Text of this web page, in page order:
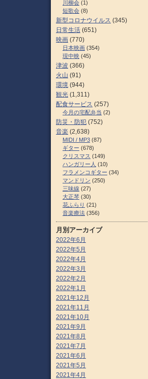
川柳会 (1)
短歌会 (8)
新型コロナウイルス (345)
日常生活 (651)
映画 (770)
日本映画 (354)
現中映 (45)
津波 (366)
火山 (91)
環境 (944)
観光 (1,311)
配食サービス (257)
今月の宅配弁当 (2)
防災・防犯 (752)
音楽 (2,638)
MIDI / MP3 (87)
ギター (678)
クリスマス (149)
ハンガリー人 (10)
フラメンコギター (34)
マンドリン (250)
三味線 (27)
大正琴 (30)
花ふらり (21)
音楽療法 (356)
月別アーカイブ
2022年6月
2022年5月
2022年4月
2022年3月
2022年2月
2022年1月
2021年12月
2021年11月
2021年10月
2021年9月
2021年8月
2021年7月
2021年6月
2021年5月
2021年4月